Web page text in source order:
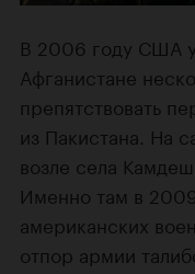
В 2006 году США
Афганистане
препятствовать
из Пакистана. На
возле села
Именно там в
американских
отпор армии